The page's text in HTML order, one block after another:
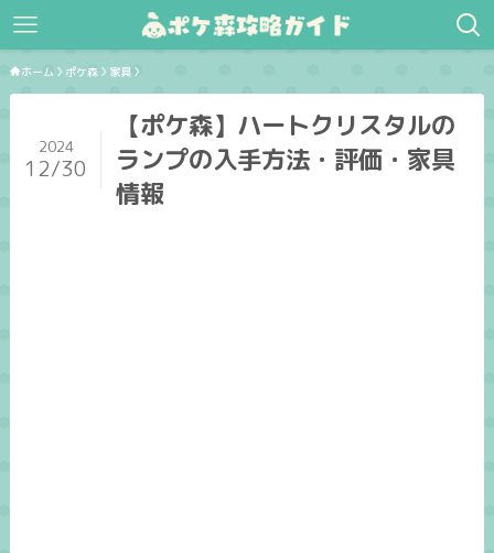
ホーム ポケ森 家具
【ポケ森】ハートクリスタルの
ランプの入手方法・評価・家具
情報
2024
12/30